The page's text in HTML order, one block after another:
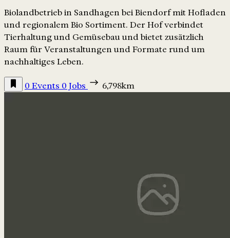
Biolandbetrieb in Sandhagen bei Biendorf mit Hofladen
und regionalem Bio Sortiment. Der Hof verbindet
Tierhaltung und Gemüsebau und bietet zusätzlich
Raum für Veranstaltungen und Formate rund um
nachhaltiges Leben.
0 Events 0 Jobs 6,798km